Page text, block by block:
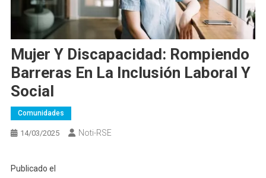
Mujer Y Discapacidad: Rompiendo
Barreras En La Inclusión Laboral Y
Social
Comunidades
14/03/2025 Noti-RSE
Publicado el